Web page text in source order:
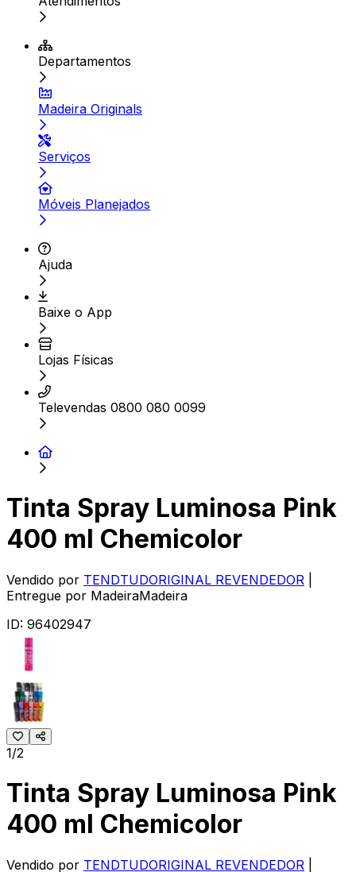
Departamentos
Madeira Originals
Serviços
Móveis Planejados
Ajuda
Baixe o App
Lojas Físicas
Televendas 0800 080 0099
Tinta Spray Luminosa Pink
400 ml Chemicolor
Vendido por TENDTUDORIGINAL REVENDEDOR
Entregue por MadeiraMadeira
ID: 96402947
1/2
Tinta Spray Luminosa Pink
400 ml Chemicolor
Vendido por TENDTUDORIGINAL REVENDEDOR